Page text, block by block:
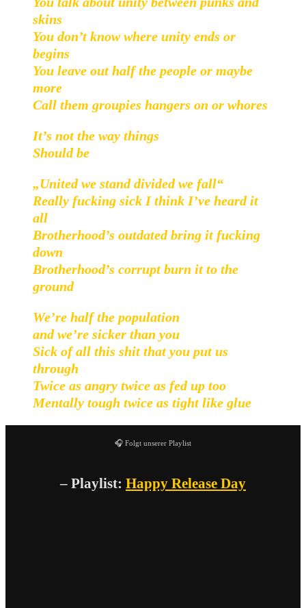
skins
You don’t know where unity ends or
begins
You leave out half the people or maybe
more
Call them groupies hangers on or whores
It’s not the way things
Should be
„United we stand divided we fall“
Really fucking sick I think I’ve heard it
all
Brotherhood’s outdated bring it fucking
down
Brotherhood’s corrupt burn it to the
ground
We’re half the population
and we’re sicker than you
Sick of all this shit that you put us
through
Twice as angry twice as fed up too
Mentally tough twice as tight like glue
🎧 Folgt unserer Playlist
– Playlist: Happy Release Day